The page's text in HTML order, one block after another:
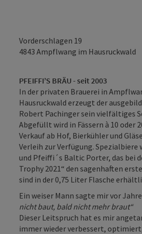
Vorderschlagen 19
4843 Ampflwang im Hausruckwald
PFEIFFI’S BRÄU - seit 2003
In der privaten Brauerei in
Hausruckwald erzeugt der
Robert Pachinger sein vielfältiges
Abgefüllt wird in Fässern à 10 oder
Verkauf ab Hof, Bierkühler und
Verleih zur Verfügung. Spezialbiere
und Pfeiffi´s Baltic Porter, das bei
Trophy 2021“ den sagenhaften
sind in der 0,75 Liter Flasche
Ein weiser Mann sagte mir vor
nicht baut, bald nicht mehr braut“
Dieser Leitspruch hat es mir
immer wieder verbessert,